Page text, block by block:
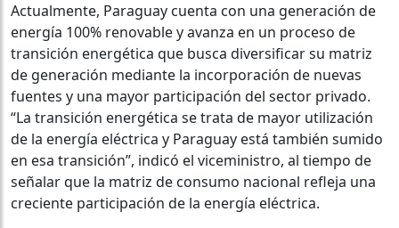
Actualmente, Paraguay cuenta con una generación de
energía 100% renovable y avanza en un proceso de
transición energética que busca diversificar su matriz
de generación mediante la incorporación de nuevas
fuentes y una mayor participación del sector privado.
“La transición energética se trata de mayor utilización
de la energía eléctrica y Paraguay está también sumido
en esa transición”, indicó el viceministro, al tiempo de
señalar que la matriz de consumo nacional refleja una
creciente participación de la energía eléctrica.